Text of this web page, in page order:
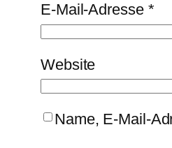
E-Mail-Adresse *
Website
Name, E-Mail-